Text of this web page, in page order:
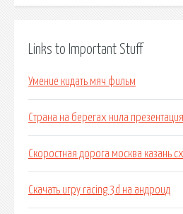
Links to Important Stuff
Умение кидать мяч фильм
Страна на берегах нила
Скоростная дорога москва казань
Скачать игру racing 3d на андроид